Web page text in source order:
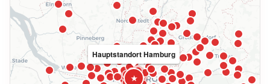
★
Hauptstandort Hamburg